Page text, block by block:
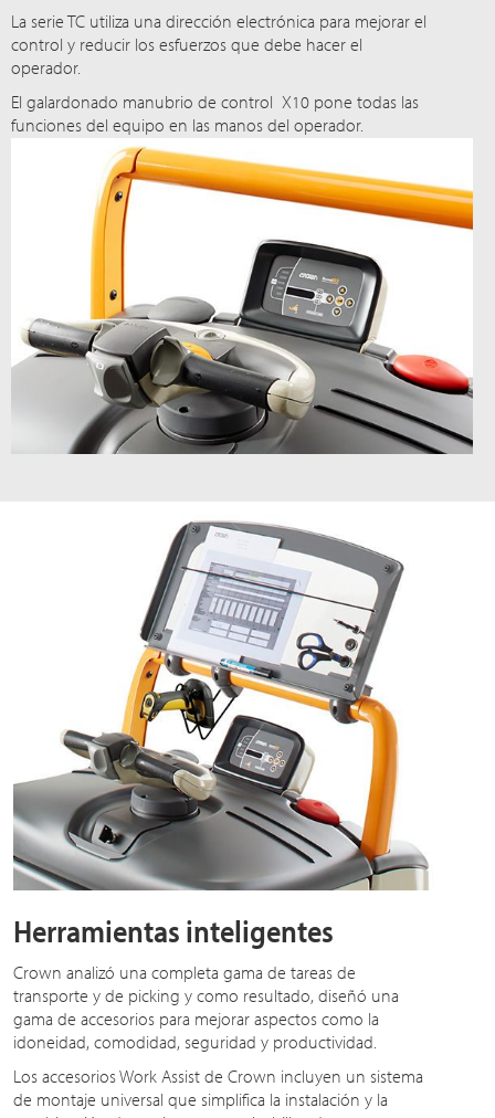
La serie TC utiliza una dirección electrónica para mejorar el
control y reducir los esfuerzos que debe hacer el
operador.
El galardonado manubrio de control X10 pone todas las
funciones del equipo en las manos del operador.
Herramientas inteligentes
Crown analizó una completa gama de tareas de
transporte y de picking y como resultado, diseñó una
gama de accesorios para mejorar aspectos como la
idoneidad, comodidad, seguridad y productividad.
Los accesorios Work Assist de Crown incluyen un sistema
de montaje universal que simplifica la instalación y la